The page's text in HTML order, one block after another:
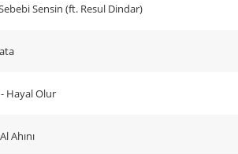
Sensin (ft. Resul Dindar)
Hayal Olur
Ahını